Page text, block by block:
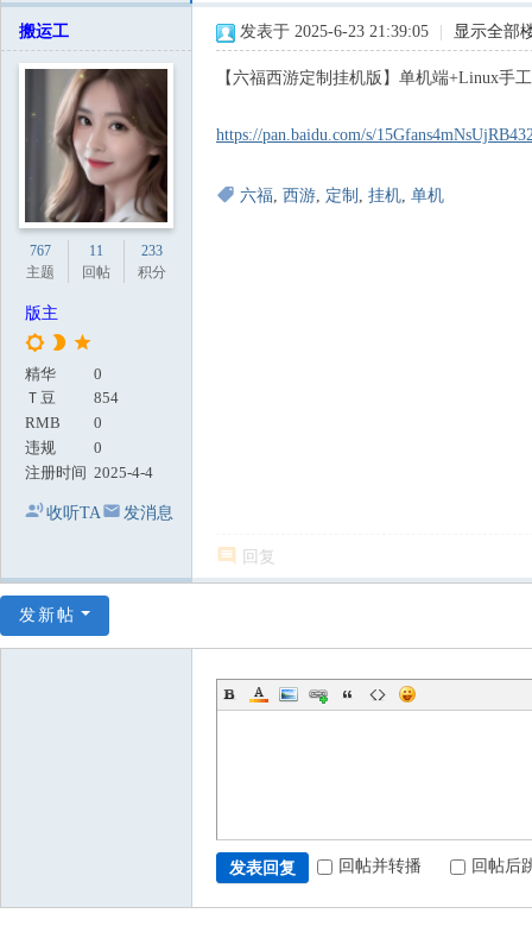
搬运工
767
主题
11
回帖
233
积分
版主
精华
0
Ｔ豆
854
RMB
0
违规
0
注册时间 2025-4-4
收听TA 发消息
发表于 2025-6-23 21:39:05 显示全部
【六福西游定制挂机版】单机端+Linux手
https://pan.baidu.com/s/
六福, 西游, 定制 , 挂机, 单机
回复
发新帖
发表回复 回帖并转播 回帖后